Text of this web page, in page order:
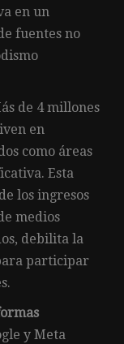
en un
fuentes no
de 4 millones
en
como áreas
Esta
los ingresos
medios
debilita la
participar
y Meta